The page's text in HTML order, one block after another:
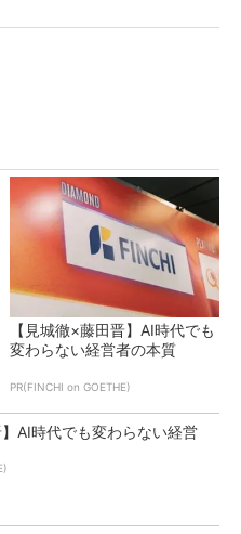
【見城徹×藤田晋】AI時代でも
変わらない経営者の本質
PR(FINCHI on GOETHE)
】AI時代でも変わらない経営